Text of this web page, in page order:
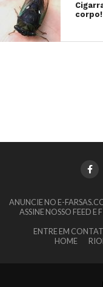
corpo!
ANUNCIE NO E-
ASSINE NOSSO FEED
ENTRE EM
HOME